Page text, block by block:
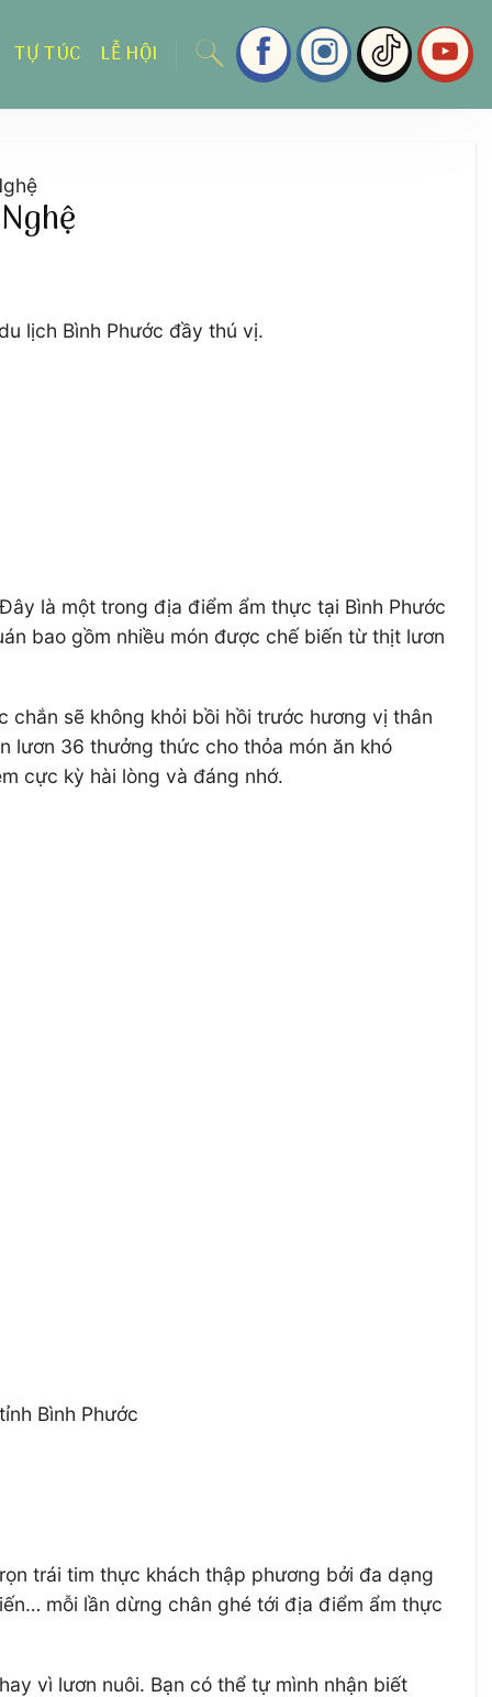
TỰ TÚC LỄ HỘI
lịch Bình Phước đầy thú vị.
là một trong địa điểm ẩm thực tại Bình Phước
bao gồm nhiều món được chế biến từ thịt lươn
sẽ không khỏi bồi hồi trước hương vị thân
lươn 36 thưởng thức cho thỏa món ăn khó
cực kỳ hài lòng và đáng nhớ.
Bình Phước
trái tim thực khách thập phương bởi đa dạng
mỗi lần dừng chân ghé tới địa điểm ẩm thực
vì lươn nuôi. Bạn có thể tự mình nhận biết